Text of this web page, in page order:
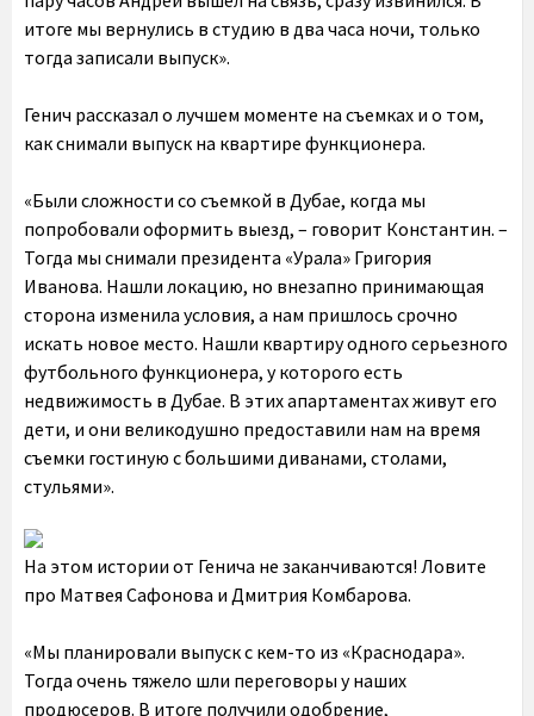
итоге мы вернулись в студию в два часа ночи, только
тогда записали выпуск».
Генич рассказал о лучшем моменте на съемках и о том,
как снимали выпуск на квартире функционера.
«Были сложности со съемкой в Дубае, когда мы
попробовали оформить выезд, – говорит Константин. –
Тогда мы снимали президента «Урала» Григория
Иванова. Нашли локацию, но внезапно принимающая
сторона изменила условия, а нам пришлось срочно
искать новое место. Нашли квартиру одного серьезного
футбольного функционера, у которого есть
недвижимость в Дубае. В этих апартаментах живут его
дети, и они великодушно предоставили нам на время
съемки гостиную с большими диванами, столами,
стульями».
На этом истории от Генича не заканчиваются! Ловите
про Матвея Сафонова и Дмитрия Комбарова.
«Мы планировали выпуск с кем-то из «Краснодара».
Тогда очень тяжело шли переговоры у наших
продюсеров. В итоге получили одобрение,